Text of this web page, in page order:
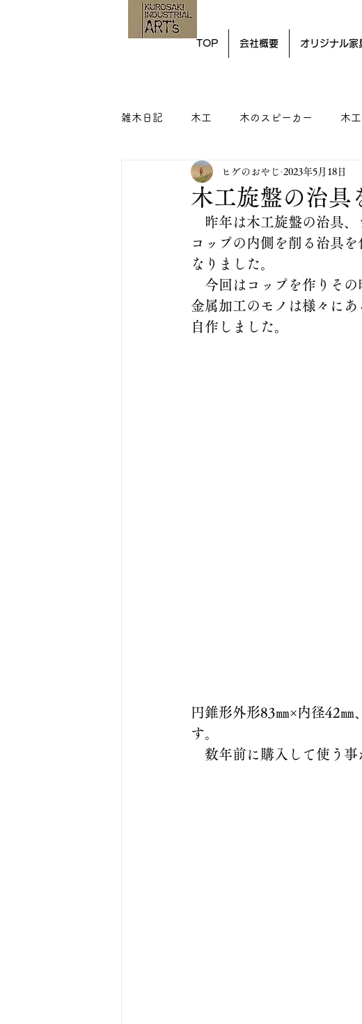
TOP 会社概要 オリジナル家
雑木日記 木工 木のスピーカー 木
木工旋盤の治具
ヒゲのおやじ 2023年5月18日
昨年は木工旋盤の治具、
コップの内側を削る治具
なりました。
今回はコップを作りその
金属加工のモノは様々に
自作しました。
円錐形外形83㎜×内径42㎜
す。
数年前に購入して使う事